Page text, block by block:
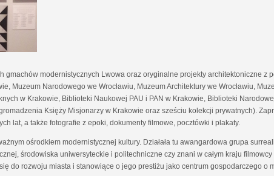
gmachów modernistycznych Lwowa oraz oryginalne projekty architektoniczne z
Muzeum Narodowego we Wrocławiu, Muzeum Architektury we Wrocławiu,
w Krakowie, Biblioteki Naukowej PAU i PAN w Krakowie, Biblioteki
Księży Misjonarzy w Krakowie oraz sześciu kolekcji prywatnych).
lat, a także fotografie z epoki, dokumenty filmowe, pocztówki i plakaty.
ośrodkiem modernistycznej kultury. Działała tu awangardowa grupa
środowiska uniwersyteckie i politechniczne czy znani w całym kraju
do rozwoju miasta i stanowiące o jego prestiżu jako centrum gospodarczego o